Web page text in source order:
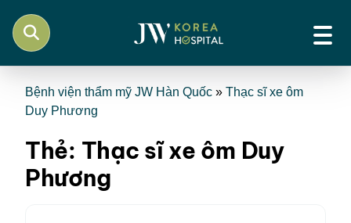
Bệnh viện thẩm mỹ JW Hàn Quốc » Thạc sĩ xe ôm
Duy Phương
Thẻ: Thạc sĩ xe ôm Duy
Phương